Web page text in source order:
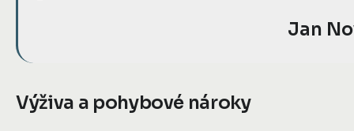
Jan
Výživa a pohybové nároky